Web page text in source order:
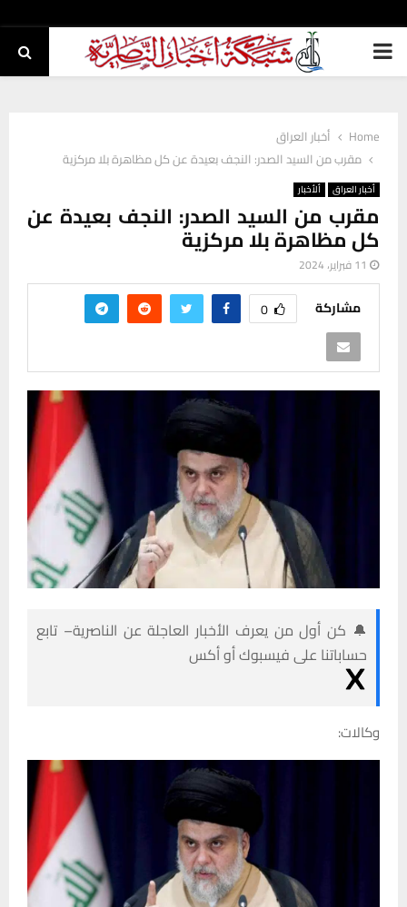
PRIMARY
Home
أخبار العراق
مقرب من السيد الصدر: النجف بعيدة عن كل مظاهرة بلا مركزية
أخبار العراق ألأخبار
مقرب من السيد الصدر: النجف بعيدة عن
كل مظاهرة بلا مركزية
11 فبراير، 2024
مشاركة 0
🔔 كن أول من يعرف الأخبار العاجلة عن الناصرية– تابع
حساباتنا على فيسبوك أو أكس
وكالات: